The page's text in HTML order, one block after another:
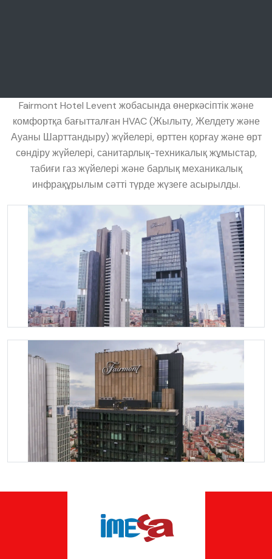
Fairmont Hotel Levent жобасында өнеркәсіптік және
комфортқа бағытталған HVAC (Жылыту, Желдету және
Ауаны Шарттандыру) жүйелері, өрттен қорғау және өрт
сөндіру жүйелері, санитарлық-техникалық жұмыстар,
табиғи газ жүйелері және барлық механикалық
инфрақұрылым сәтті түрде жүзеге асырылды.